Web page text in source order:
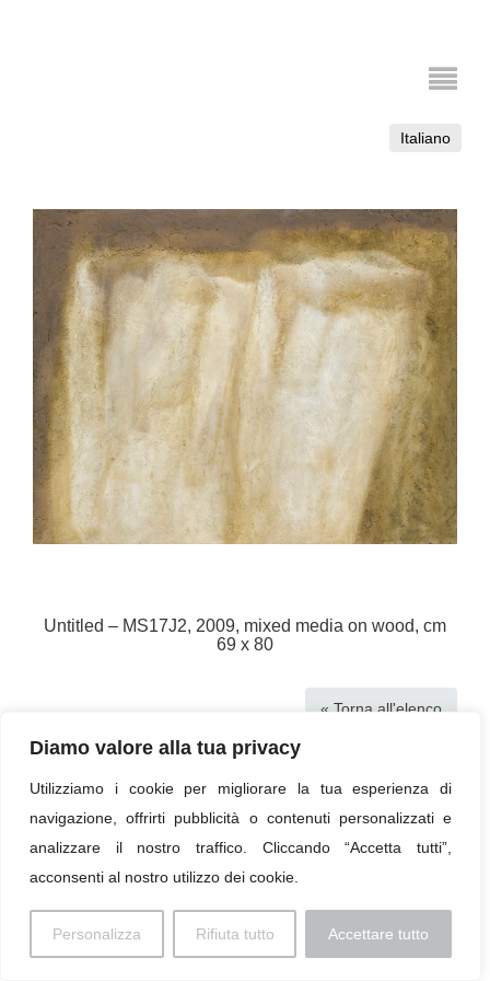
Diamo valore alla tua privacy
Utilizziamo i cookie per migliorare la tua esperienza di
navigazione, offrirti pubblicità o contenuti personalizzati e
analizzare il nostro traffico. Cliccando “Accetta tutti”,
acconsenti al nostro utilizzo dei cookie.
Personalizza Rifiuta tutto Accettare tutto
Italiano
Untitled – MS17J2, 2009, mixed media on wood, cm
69 x 80
« Torna all'elenco
Imprint
© 2026 Paolo Profaizer